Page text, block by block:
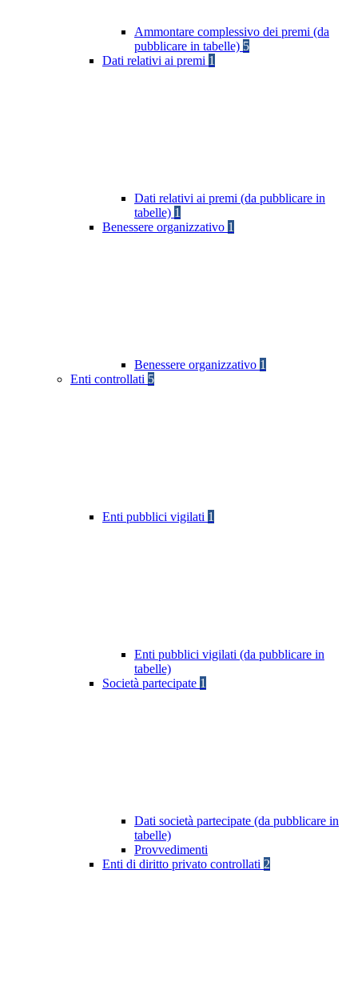
Ammontare complessivo dei premi (da
pubblicare in tabelle) 5
Dati relativi ai premi 1
Dati relativi ai premi (da pubblicare in
tabelle) 1
Benessere organizzativo 1
Benessere organizzativo 1
Enti controllati 5
Enti pubblici vigilati 1
Enti pubblici vigilati (da pubblicare in
tabelle)
Società partecipate 1
Dati società partecipate (da pubblicare in
tabelle)
Provvedimenti
Enti di diritto privato controllati 2